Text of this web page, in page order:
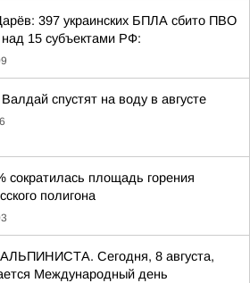
397 украинских БПЛА сбито ПВО
15 субъектами РФ:
спустят на воду в августе
сократилась площадь горения
полигона
Сегодня, 8 августа,
Международный день